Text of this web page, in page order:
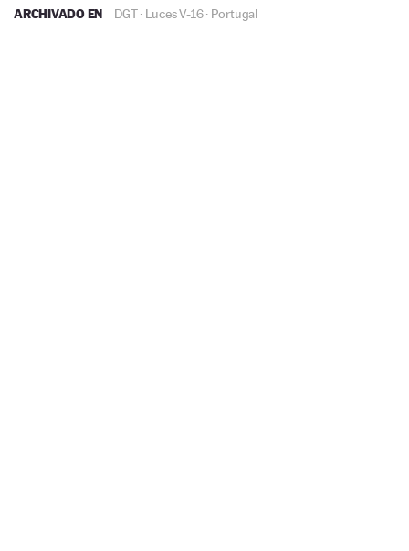
ARCHIVADO EN DGT· Luces V-16· Portugal